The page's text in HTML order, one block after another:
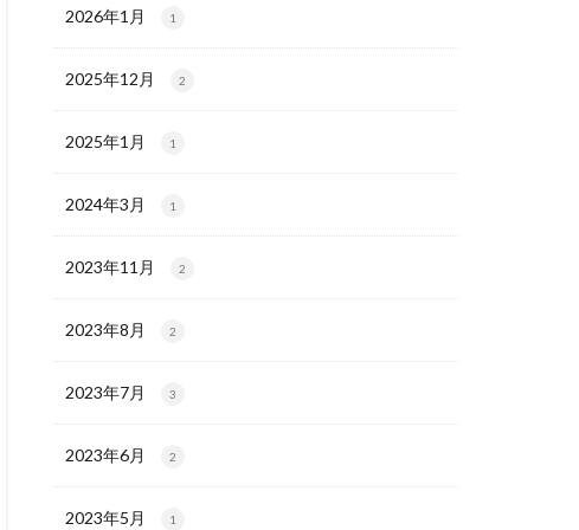
2026年1月 1
2025年12月 2
2025年1月 1
2024年3月 1
2023年11月 2
2023年8月 2
2023年7月 3
2023年6月 2
2023年5月 1